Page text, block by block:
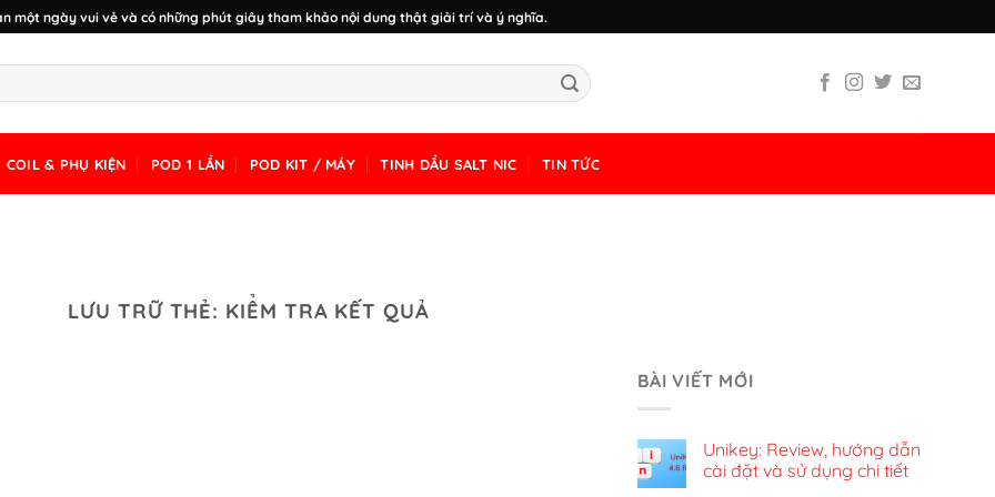
một ngày vui vẻ và có những phút giây tham khảo nội dung thật giải trí và ý nghĩa.
COIL & PHỤ KIỆN POD 1 LẦN POD KIT / MÁY TINH DẦU SALT NIC TIN TỨC
LƯU TRỮ THẺ: KIỂM TRA KẾT QUẢ
BÀI VIẾT MỚI
Unikey: Review, hướng dẫn
cài đặt và sử dụng chi tiết